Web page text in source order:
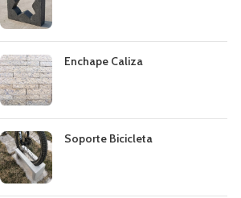
Enchape Caliza
Soporte Bicicleta